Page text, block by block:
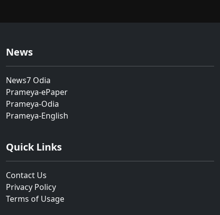
News
News7 Odia
Prameya-ePaper
Prameya-Odia
Prameya-English
Quick Links
Contact Us
Privacy Policy
Terms of Usage